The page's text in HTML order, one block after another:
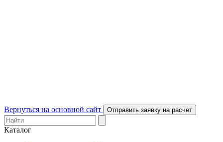
Вернуться на основной сайт Отправить заявку на расчет
Каталог